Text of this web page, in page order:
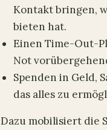
Kontakt bringen,
bieten hat.
Einen Time-Out-
Not
Spenden in Geld,
das alles zu
Dazu mobilisiert die